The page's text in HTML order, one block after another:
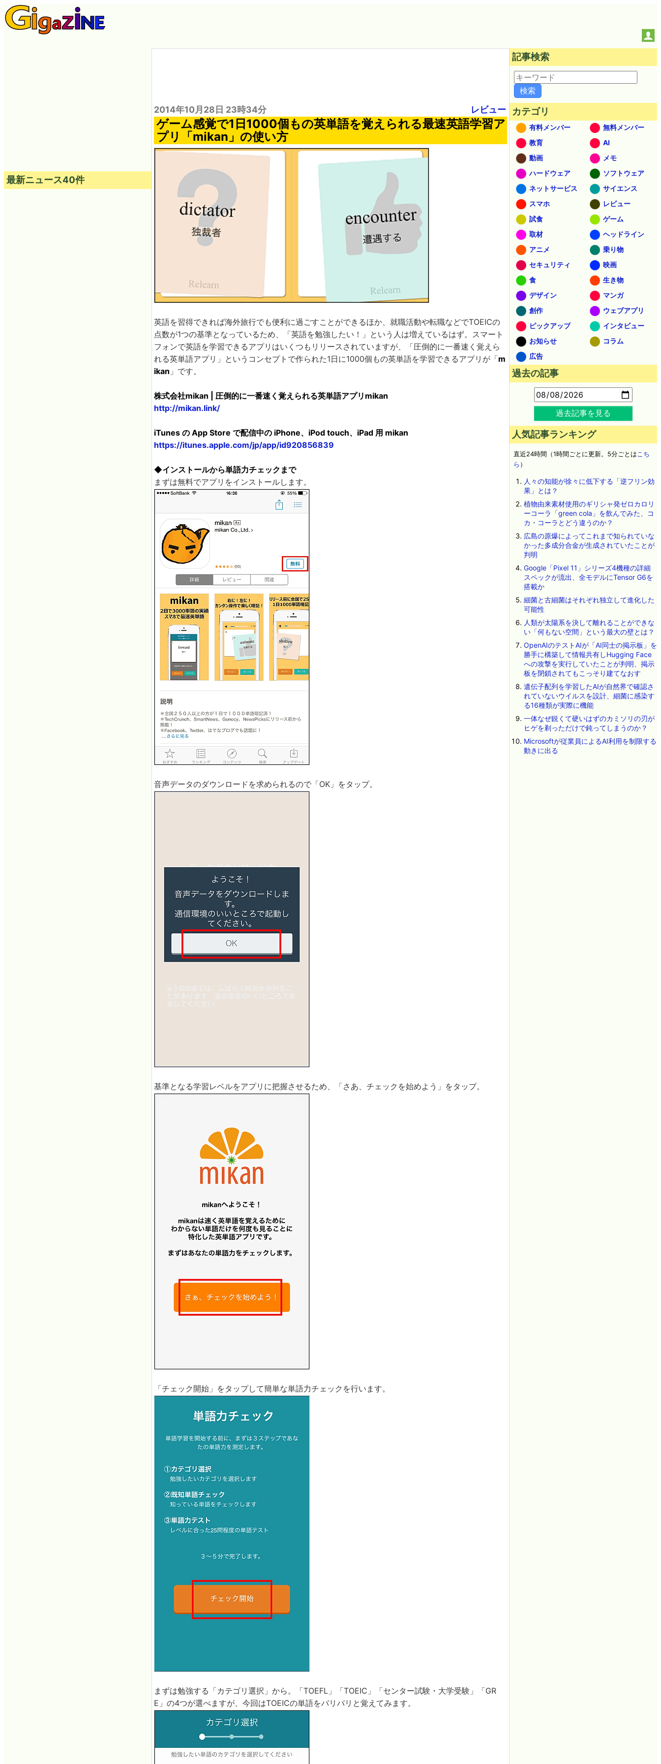
2014年10月28日 23時34分 レビュー
ゲーム感覚で1日1000個もの英単語を覚えられる最速英語学習ア
プリ「mikan」の使い方
英語を習得できれば海外旅行でも便利に過ごすことができるほか、就職活動や転職などでTOEICの
点数が1つの基準となっているため、「英語を勉強したい！」という人は増えているはず。スマート
フォンで英語を学習できるアプリはいくつもリリースされていますが、「圧倒的に一番速く覚えら
れる英単語アプリ」というコンセプトで作られた1日に1000個もの英単語を学習できるアプリが「m
ikan 」です。
株式会社mikan | 圧倒的に一番速く覚えられる英単語アプリmikan
http://mikan.link/
iTunes の App Store で配信中の iPhone、iPod touch、iPad 用 mikan
https://itunes.apple.com/jp/app/id920856839
◆インストールから単語力チェックまで
まずは無料でアプリをインストールします。
音声データのダウンロードを求められるので「OK」をタップ。
基準となる学習レベルをアプリに把握させるため、「さあ、チェックを始めよう」をタップ。
「チェック開始」をタップして簡単な単語力チェックを行います。
まずは勉強する「カテゴリ選択」から。「TOEFL」「TOEIC」「センター試験・大学受験」「GR
E」の4つが選べますが、今回はTOEICの単語をバリバリと覚えてみます。
最新ニュース40件
記事検索
カテゴリ
有料メンバー
無料メンバー
教育
AI
動画
メモ
ハードウェア
ソフトウェア
ネットサービス
サイエンス
スマホ
レビュー
試食
ゲーム
取材
ヘッドライン
アニメ
乗り物
セキュリティ
映画
食
生き物
デザイン
マンガ
創作
ウェブアプリ
ピックアップ
インタビュー
お知らせ
コラム
広告
過去の記事
過去記事を見る
人気記事ランキング
直近24時間（1時間ごとに更新。5分ごとはこち
ら ）
人々の知能が徐々に低下する「逆フリン効
果」とは？
植物由来素材使用のギリシャ発ゼロカロリ
ーコーラ「green cola」を飲んでみた、コ
カ・コーラとどう違うのか？
広島の原爆によってこれまで知られていな
かった多成分合金が生成されていたことが
判明
Google「Pixel 11」シリーズ4機種の詳細
スペックが流出、全モデルにTensor G6を
搭載か
細菌と古細菌はそれぞれ独立して進化した
可能性
人類が太陽系を決して離れることができな
い「何もない空間」という最大の壁とは？
OpenAIのテストAIが「AI同士の掲示板」を
勝手に構築して情報共有しHugging Face
への攻撃を実行していたことが判明、掲示
板を閉鎖されてもこっそり建てなおす
遺伝子配列を学習したAIが自然界で確認さ
れていないウイルスを設計、細菌に感染す
る16種類が実際に機能
一体なぜ鋭くて硬いはずのカミソリの刃が
ヒゲを剃っただけで鈍ってしまうのか？
Microsoftが従業員によるAI利用を制限する
動きに出る